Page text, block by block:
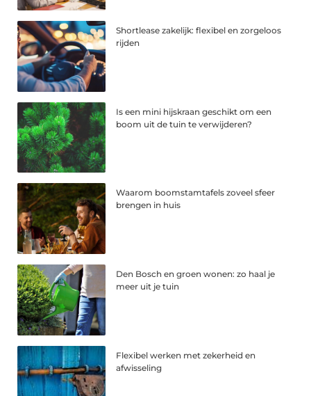
Shortlease zakelijk: flexibel en zorgeloos
rijden
Is een mini hijskraan geschikt om een
boom uit de tuin te verwijderen?
Waarom boomstamtafels zoveel sfeer
brengen in huis
Den Bosch en groen wonen: zo haal je
meer uit je tuin
Flexibel werken met zekerheid en
afwisseling